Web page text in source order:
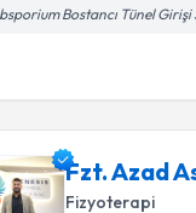
Bostancı Tünel Girişi
Fzt. Azad
Fizyoterapi